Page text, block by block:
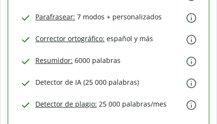
Parafrasear: 7 modos + personalizados
Corrector ortográfico: español y más
Resumidor: 6000 palabras
Detector de IA (25 000 palabras)
Detector de plagio: 25 000 palabras/mes